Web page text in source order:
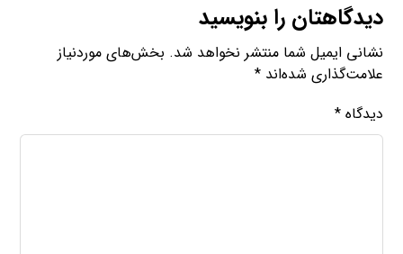
دیدگاهتان را بنویسید
نشانی ایمیل شما منتشر نخواهد شد. بخش‌های موردنیاز
علامت‌گذاری شده‌اند*
دیدگاه*